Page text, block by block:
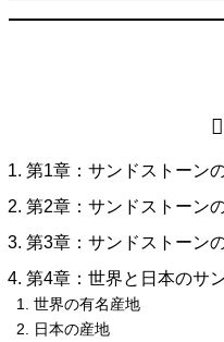
第1章：サンドストーン
第2章：サンドストーン
第3章：サンドストーン
第4章：世界と日本のサ
世界の有名産地
日本の産地